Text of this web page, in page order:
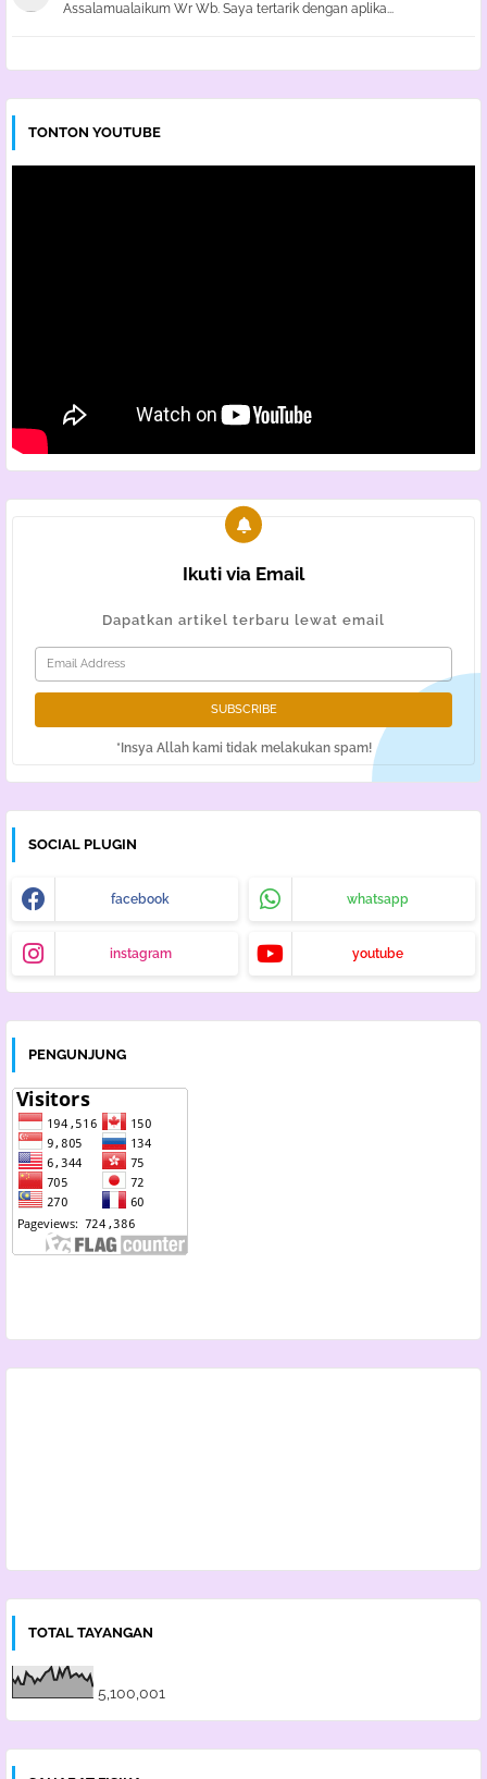
Assalamualaikum Wr Wb. Saya tertarik dengan aplika...
TONTON YOUTUBE
Ikuti via Email
Dapatkan artikel terbaru lewat email
*Insya Allah kami tidak melakukan spam!
SOCIAL PLUGIN
facebook whatsapp
instagram youtube
PENGUNJUNG
TOTAL TAYANGAN
5,100,001